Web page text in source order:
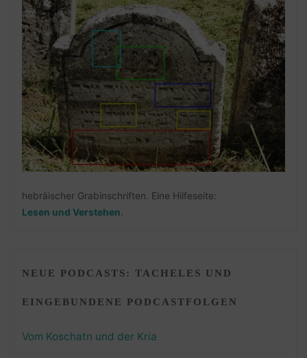
hebräischer Grabinschriften. Eine Hilfeseite:
Lesen und Verstehen.
NEUE PODCASTS: TACHELES UND
EINGEBUNDENE PODCASTFOLGEN
Vom Koschatn und der Kria